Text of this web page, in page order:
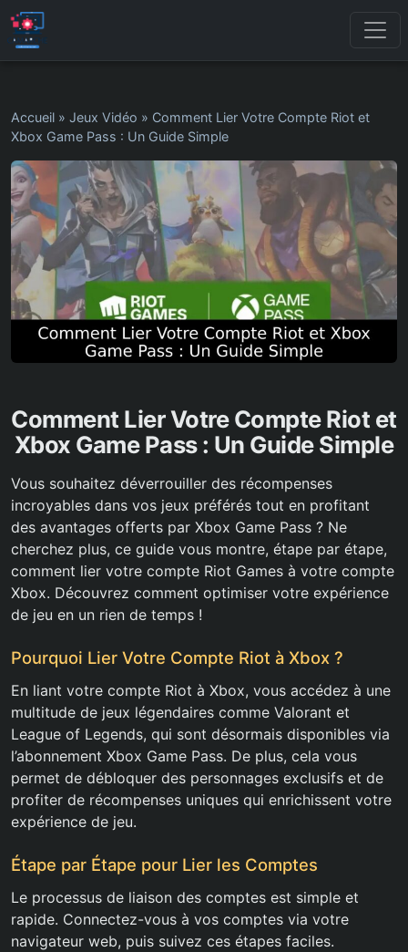
Accueil » Jeux Vidéo » Comment Lier Votre Compte Riot et
Xbox Game Pass : Un Guide Simple
Comment Lier Votre Compte Riot et
Xbox Game Pass : Un Guide Simple
Vous souhaitez déverrouiller des récompenses
incroyables dans vos jeux préférés tout en profitant
des avantages offerts par Xbox Game Pass ? Ne
cherchez plus, ce guide vous montre, étape par étape,
comment lier votre compte Riot Games à votre compte
Xbox. Découvrez comment optimiser votre expérience
de jeu en un rien de temps !
Pourquoi Lier Votre Compte Riot à Xbox ?
En liant votre compte Riot à Xbox, vous accédez à une
multitude de jeux légendaires comme Valorant et
League of Legends, qui sont désormais disponibles via
l’abonnement Xbox Game Pass. De plus, cela vous
permet de débloquer des personnages exclusifs et de
profiter de récompenses uniques qui enrichissent votre
expérience de jeu.
Étape par Étape pour Lier les Comptes
Le processus de liaison des comptes est simple et
rapide. Connectez-vous à vos comptes via votre
navigateur web, puis suivez ces étapes faciles.